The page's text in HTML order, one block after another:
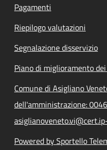
Pagamenti
Riepilogo valutazioni
Segnalazione disservizio
Piano di miglioramento
Comune di Asigliano
dell'amministrazione:
Powered by Sportello